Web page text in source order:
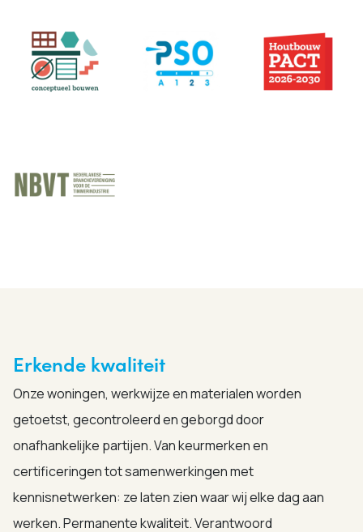
Erkende kwaliteit
Onze woningen, werkwijze en materialen worden
getoetst, gecontroleerd en geborgd door
onafhankelijke partijen. Van keurmerken en
certificeringen tot samenwerkingen met
kennisnetwerken: ze laten zien waar wij elke dag aan
werken. Permanente kwaliteit. Verantwoord